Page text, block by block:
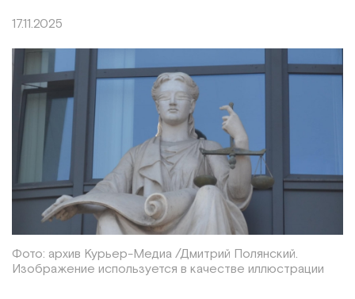
17.11.2025
Фото: архив Курьер-Медиа /Дмитрий Полянский.
Изображение используется в качестве иллюстрации